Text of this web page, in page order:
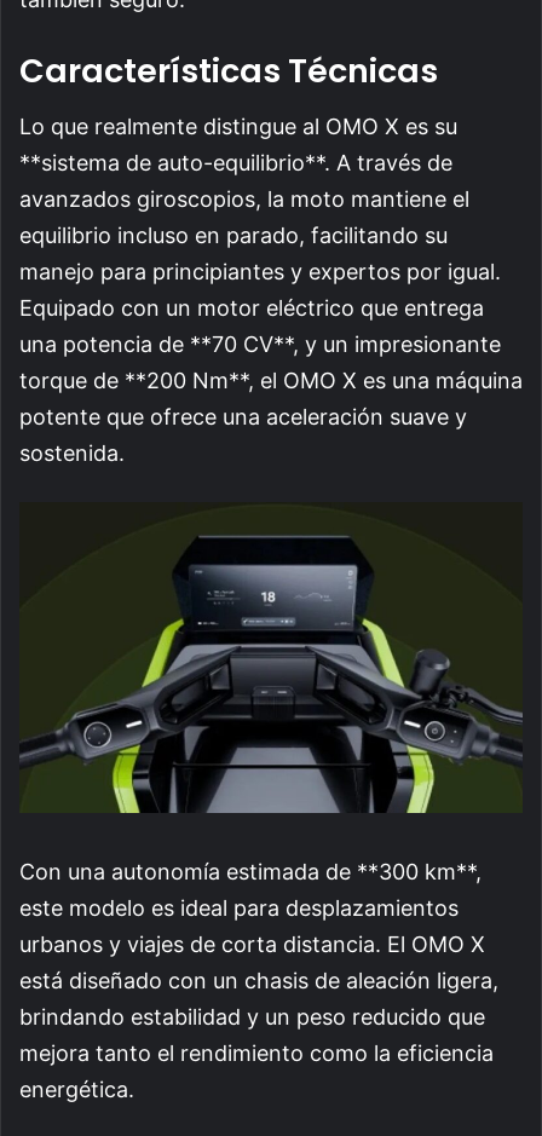
Características Técnicas
Lo que realmente distingue al OMO X es su
**sistema de auto-equilibrio**. A través de
avanzados giroscopios, la moto mantiene el
equilibrio incluso en parado, facilitando su
manejo para principiantes y expertos por igual.
Equipado con un motor eléctrico que entrega
una potencia de **70 CV**, y un impresionante
torque de **200 Nm**, el OMO X es una máquina
potente que ofrece una aceleración suave y
sostenida.
Con una autonomía estimada de **300 km**,
este modelo es ideal para desplazamientos
urbanos y viajes de corta distancia. El OMO X
está diseñado con un chasis de aleación ligera,
brindando estabilidad y un peso reducido que
mejora tanto el rendimiento como la eficiencia
energética.